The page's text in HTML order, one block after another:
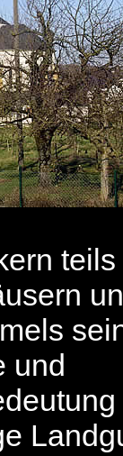
teils
und